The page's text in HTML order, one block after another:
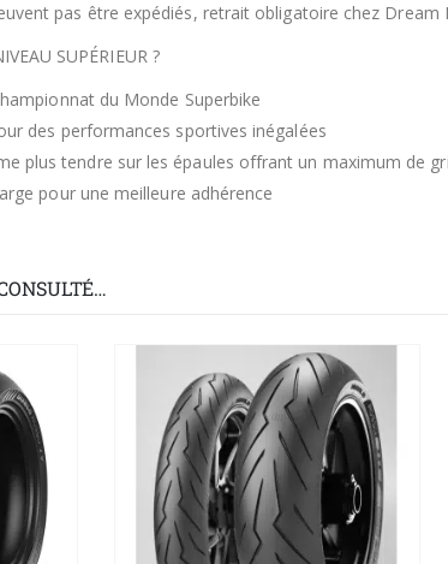
pas être expédiés, retrait obligatoire chez Dream
SUPÉRIEUR ?
du Monde Superbike
des performances sportives inégalées
plus tendre sur les épaules offrant un maximum de
pour une meilleure adhérence